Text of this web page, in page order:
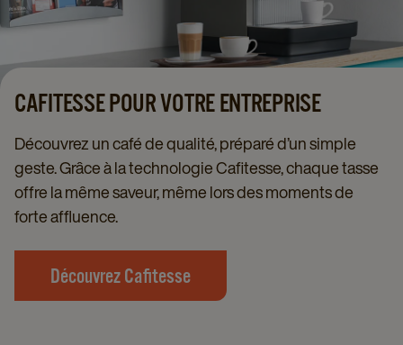
CAFITESSE POUR VOTRE ENTREPRISE
Découvrez un café de qualité, préparé d’un simple
geste. Grâce à la technologie Cafitesse, chaque tasse
offre la même saveur, même lors des moments de
forte affluence.
Découvrez Cafitesse